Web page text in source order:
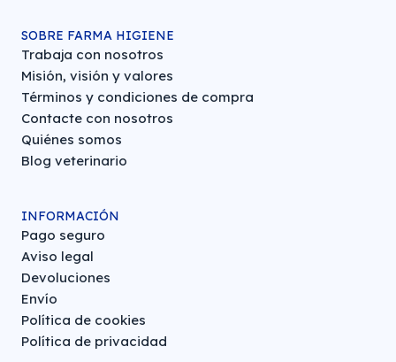
SOBRE FARMA HIGIENE
Trabaja con nosotros
Misión, visión y valores
Términos y condiciones de compra
Contacte con nosotros
Quiénes somos
Blog veterinario
INFORMACIÓN
Pago seguro
Aviso legal
Devoluciones
Envío
Política de cookies
Política de privacidad